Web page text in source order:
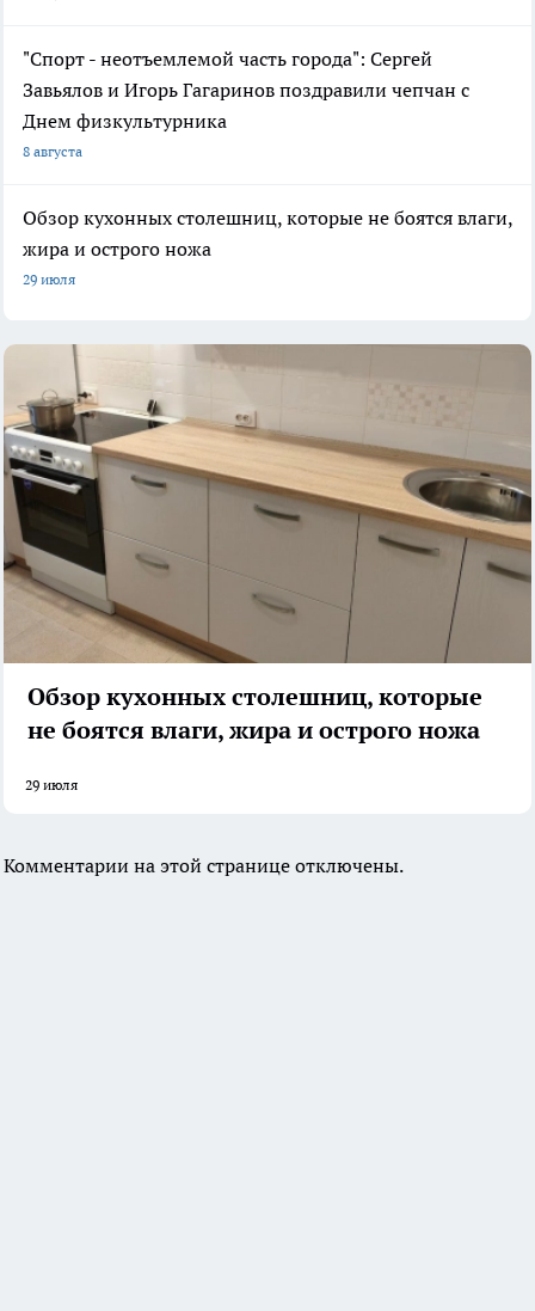
"Спорт - неотъемлемой часть города": Сергей
Завьялов и Игорь Гагаринов поздравили чепчан с
Днем физкультурника
8 августа
Обзор кухонных столешниц, которые не боятся влаги,
жира и острого ножа
29 июля
Обзор кухонных столешниц, которые
не боятся влаги, жира и острого ножа
29 июля
Комментарии на этой странице отключены.